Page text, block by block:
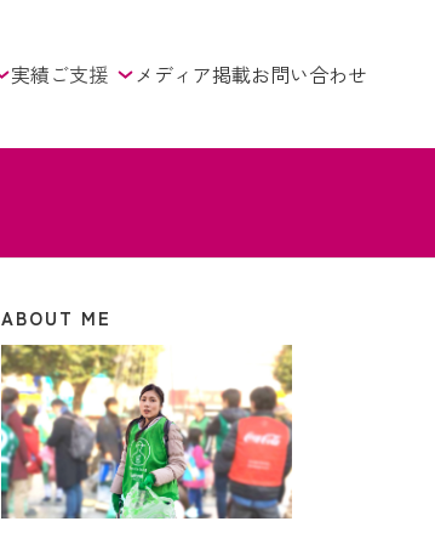
実績ご支援 メディア掲載お問い合わせ
ABOUT ME